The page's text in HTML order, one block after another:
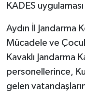
KADES
Aydın İl Jandarma
Mücadele ve
Kavaklı Jandarma
personellerince,
gelen